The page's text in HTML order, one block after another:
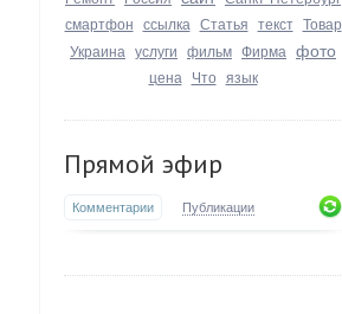
смартфон ссылка Статья текст Товар
Украина услуги фильм Фирма фото
цена Что язык
Прямой эфир
Комментарии Публикации